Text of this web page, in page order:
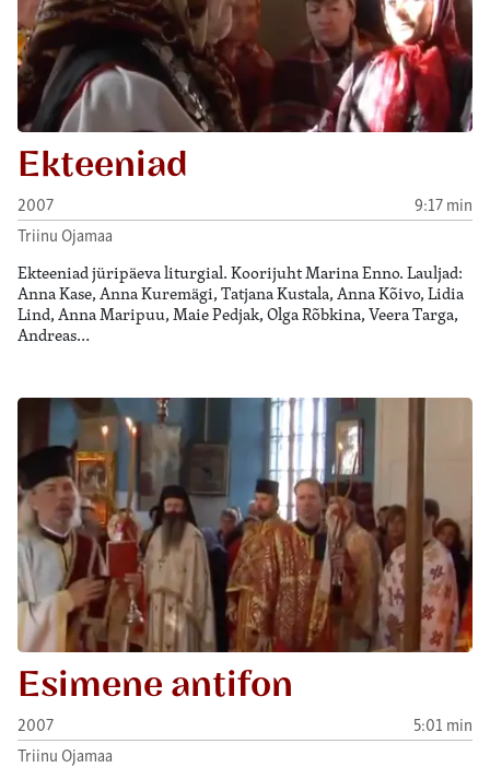
Ekteeniad
2007
9:17 min
Triinu Ojamaa
Ekteeniad jüripäeva liturgial. Koorijuht Marina Enno. Lauljad:
Anna Kase, Anna Kuremägi, Tatjana Kustala, Anna Kõivo, Lidia
Lind, Anna Maripuu, Maie Pedjak, Olga Rõbkina, Veera Targa,
Andreas…
Esimene antifon
2007
5:01 min
Triinu Ojamaa